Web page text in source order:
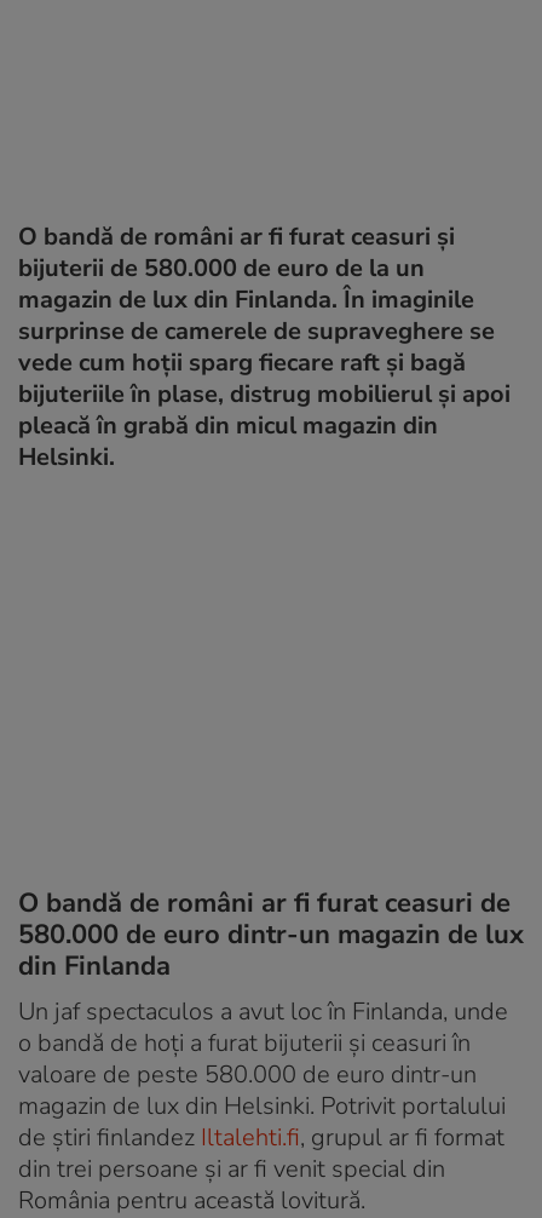
O bandă de români ar fi furat ceasuri și
bijuterii de 580.000 de euro de la un
magazin de lux din Finlanda. În imaginile
surprinse de camerele de supraveghere se
vede cum hoții sparg fiecare raft și bagă
bijuteriile în plase, distrug mobilierul și apoi
pleacă în grabă din micul magazin din
Helsinki.
O bandă de români ar fi furat ceasuri de
580.000 de euro dintr-un magazin de lux
din Finlanda
Un jaf spectaculos a avut loc în Finlanda, unde
o bandă de hoți a furat bijuterii și ceasuri în
valoare de peste 580.000 de euro dintr-un
magazin de lux din Helsinki. Potrivit portalului
de știri finlandez Iltalehti.fi, grupul ar fi format
din trei persoane și ar fi venit special din
România pentru această lovitură.